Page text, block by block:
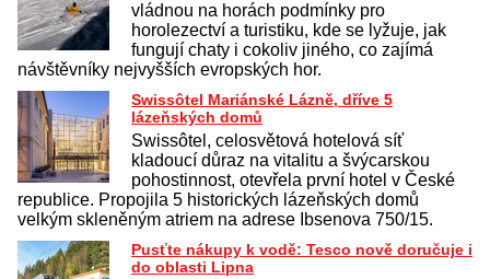
vládnou na horách podmínky pro
horolezectví a turistiku, kde se lyžuje, jak
fungují chaty i cokoliv jiného, co zajímá
návštěvníky nejvyšších evropských hor.
Swissôtel Mariánské Lázně, dříve 5
lázeňských domů
Swissôtel, celosvětová hotelová síť
kladoucí důraz na vitalitu a švýcarskou
pohostinnost, otevřela první hotel v České
republice. Propojila 5 historických lázeňských domů
velkým skleněným atriem na adrese Ibsenova 750/15.
Pusťte nákupy k vodě: Tesco nově doručuje i
do oblasti Lipna